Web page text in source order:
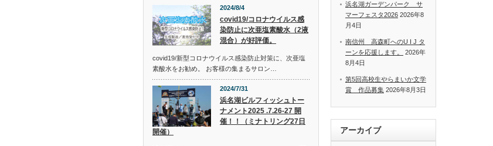
2024/8/4
covid19/コロナウイルス感
染防止に次亜塩素酸水（2液
混合）が好評価。
covid19/新型コロナウイルス感染防止対策に、次亜塩
素酸水をお勧め。 お客様の集まるサロン…
2024/7/31
浜名湖ビルフィッシュトー
ナメント2025 .7.26-27 開
催！！（ミナトリング27日
開催）
浜名湖ガーデンパーク サ
マーフェスタ2026 2026年8
月4日
南信州 高森町へのU I J タ
ーンを応援します。
2026年
8月4日
第5回高校生やらまいか文学
賞 作品募集 2026年8月3日
アーカイブ